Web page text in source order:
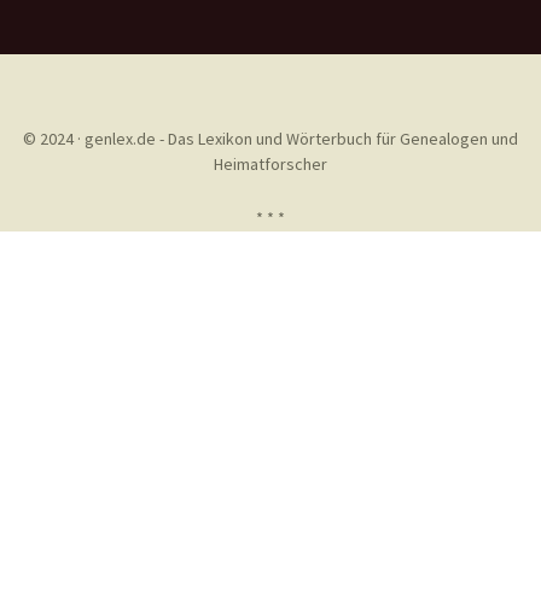
© 2024 · genlex.de - Das Lexikon und Wörterbuch für Genealogen und
Heimatforscher
* * *